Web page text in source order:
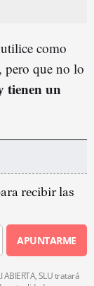
como
pero que no lo
tienen un
recibir las
APUNTARME
ABIERTA, SLU tratará